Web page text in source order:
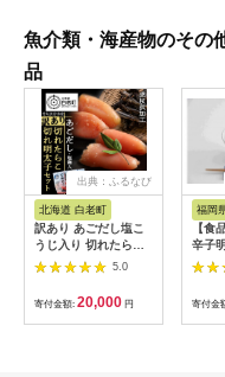
魚介類・海産物のその
品
出典：ふるなび
北海道 白老町
訳あり あごだし塩こ
うじ入り 切れたら
こ・明太子 100g×各8
個セット AK112
5.0
寄付金額: 20,000 円
福岡
【食
辛子
寄付金